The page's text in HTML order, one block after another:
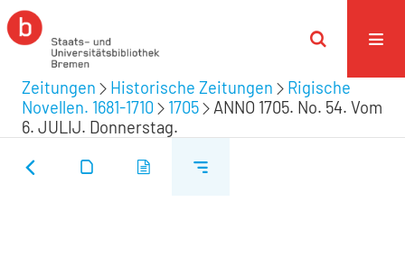
Zeitungen Historische Zeitungen
Rigische
Novellen. 1681-1710
1705
ANNO 1705. No. 54. Vom
6. JULIJ. Donnerstag.